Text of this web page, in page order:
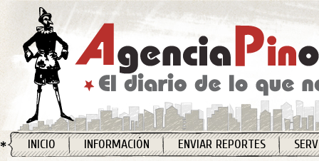
INICIO INFORMACIÓN ENVIAR REPORTES